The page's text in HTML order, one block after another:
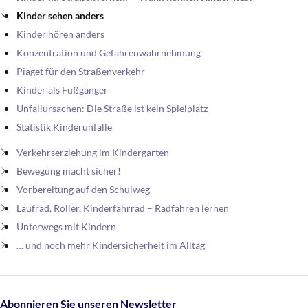
Kinder sehen anders
Kinder hören anders
Konzentration und Gefahrenwahrnehmung
Piaget für den Straßenverkehr
Kinder als Fußgänger
Unfallursachen: Die Straße ist kein Spielplatz
Statistik Kinderunfälle
Verkehrserziehung im Kindergarten
Bewegung macht sicher!
Vorbereitung auf den Schulweg
Laufrad, Roller, Kinderfahrrad – Radfahren lernen
Unterwegs mit Kindern
… und noch mehr Kindersicherheit im Alltag
Abonnieren Sie unseren Newsletter